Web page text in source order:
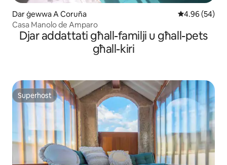
Dar ġewwa A Coruña Rating medju
4.96 (54)
Casa Manolo de Amparo
Djar addattati għall-familji u għall-pets
għall-kiri
Superhost
Superhost